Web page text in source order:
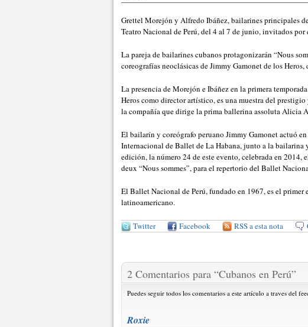
Grettel Morejón y Alfredo Ibáñez, bailarines principales
Teatro Nacional de Perú, del 4 al 7 de junio, invitados
La pareja de bailarines cubanos protagonizarán “Nous
coreografías neoclásicas de Jimmy Gamonet de los
La presencia de Morejón e Ibáñez en la primera
Heros como director artístico, es una muestra del
la compañía que dirige la prima ballerina assoluta Alicia
El bailarín y coreógrafo peruano Jimmy Gamonet actuó
Internacional de Ballet de La Habana, junto a la bailarina
edición, la número 24 de este evento, celebrada en 2014,
deux “Nous sommes”, para el repertorio del Ballet
El Ballet Nacional de Perú, fundado en 1967, es el primer
latinoamericano.
Twitter Facebook RSS a esta nota
2 Comentarios para “Cubanos en Perú”
Puedes seguir todos los comentarios a este artículo a traves del
Roxie